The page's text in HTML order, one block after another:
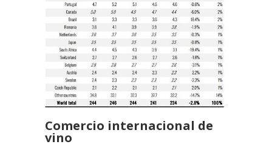
Comercio internacional de
vino